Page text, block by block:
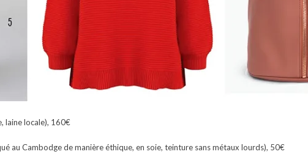
laine locale), 160€
au Cambodge de manière éthique, en soie, teinture sans métaux lourds), 50€